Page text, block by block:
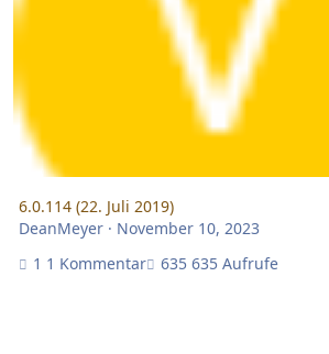
6.0.114 (22. Juli 2019)
DeanMeyer· November 10, 2023
1 Kommentar
635 Aufrufe